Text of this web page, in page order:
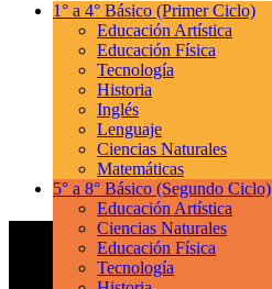
1° a 4° Básico (Primer Ciclo)
Educación Artística
Educación Física
Tecnología
Historia
Inglés
Lenguaje
Ciencias Naturales
Matemáticas
5° a 8° Básico (Segundo Ciclo)
Educación Artística
Ciencias Naturales
Educación Física
Tecnología